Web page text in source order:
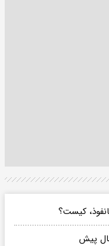
کیست‌؟